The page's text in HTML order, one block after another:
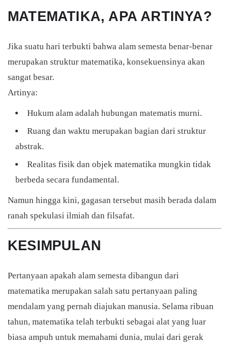
MATEMATIKA, APA ARTINYA?
Jika suatu hari terbukti bahwa alam semesta benar-benar
merupakan struktur matematika, konsekuensinya akan
sangat besar.
Artinya:
Hukum alam adalah hubungan matematis murni.
Ruang dan waktu merupakan bagian dari struktur
abstrak.
Realitas fisik dan objek matematika mungkin tidak
berbeda secara fundamental.
Namun hingga kini, gagasan tersebut masih berada dalam
ranah spekulasi ilmiah dan filsafat.
KESIMPULAN
Pertanyaan apakah alam semesta dibangun dari
matematika merupakan salah satu pertanyaan paling
mendalam yang pernah diajukan manusia. Selama ribuan
tahun, matematika telah terbukti sebagai alat yang luar
biasa ampuh untuk memahami dunia, mulai dari gerak